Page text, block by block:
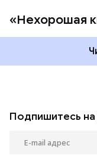
«Нехорошая
Подпишитесь на